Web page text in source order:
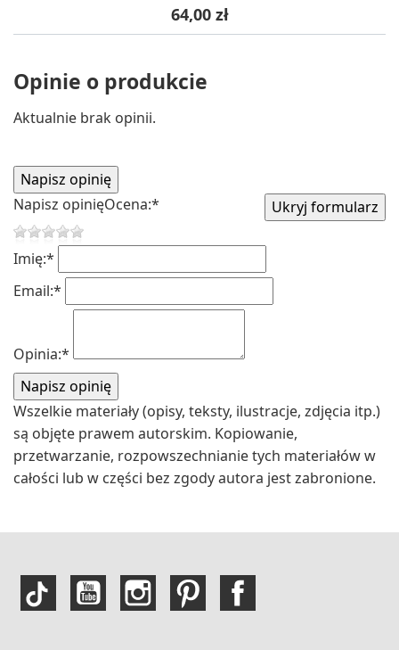
Cena
64,00 zł
Opinie o produkcie
Aktualnie brak opinii.
Napisz opinięOcena:*
Imię:*
Email:*
Opinia:*
Wszelkie materiały (opisy, teksty, ilustracje, zdjęcia itp.)
są objęte prawem autorskim. Kopiowanie,
przetwarzanie, rozpowszechnianie tych materiałów w
całości lub w części bez zgody autora jest zabronione.